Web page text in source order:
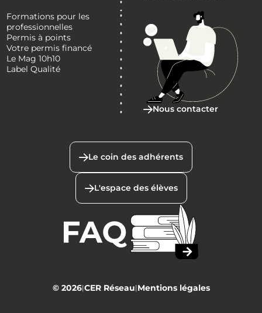
Formations pour les
professionnelles
Permis à points
Votre permis financé
Le Mag 10h10
Label Qualité
Nous contacter
Le coin des adhérents
L'espace des élèves
© 2026|CER Réseau|Mentions légales